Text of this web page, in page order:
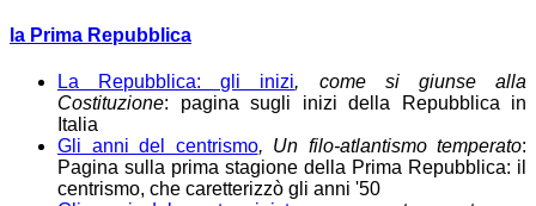
la Prima Repubblica
La Repubblica: gli inizi, come si giunse alla
Costituzione: pagina sugli inizi della Repubblica in
Italia
Gli anni del centrismo, Un filo-atlantismo temperato:
Pagina sulla prima stagione della Prima Repubblica: il
centrismo, che caretterizzò gli anni '50